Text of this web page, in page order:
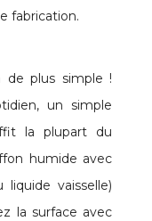
fabrication.
de plus simple !
un simple
la plupart du
humide avec
vaisselle)
la surface avec